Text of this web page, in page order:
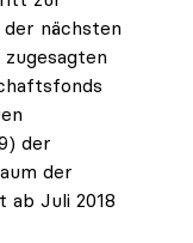
nächsten
der
der
ab Juli 2018